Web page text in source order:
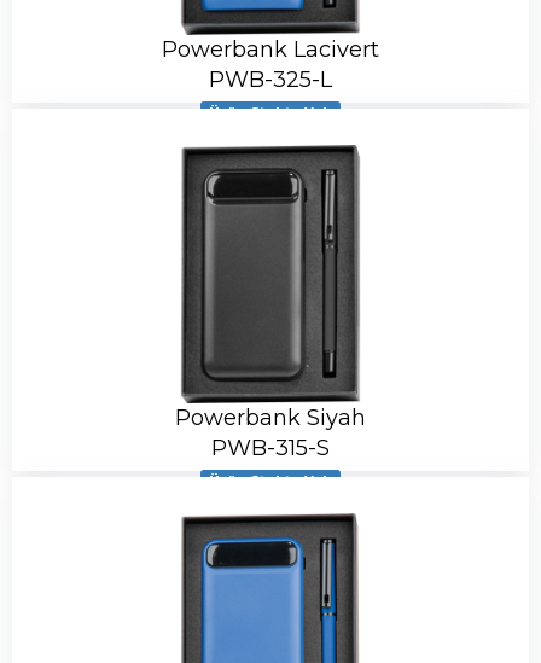
Powerbank Lacivert
PWB-325-L
Ürün Stokta Yok
Powerbank Siyah
PWB-315-S
Ürün Stokta Yok